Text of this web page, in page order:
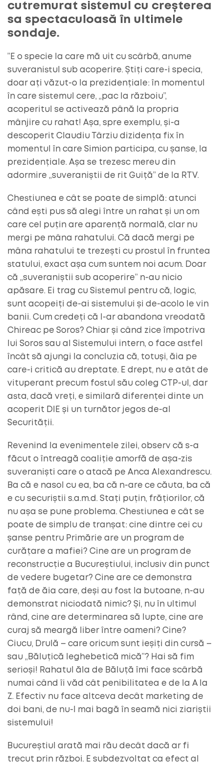
cutremurat sistemul cu creșterea
sa spectaculoasă în ultimele
sondaje.
”E o specie la care mă uit cu scârbă, anume
suveranistul sub acoperire. Știți care-i specia,
doar ați văzut-o la prezidențiale: în momentul
în care sistemul cere, „pac la războiu”,
acoperitul se activează până la propria
mânjire cu rahat! Așa, spre exemplu, și-a
descoperit Claudiu Târziu dizidența fix în
momentul în care Simion participa, cu șanse, la
prezidențiale. Așa se trezesc mereu din
adormire „suveraniștii de rit Guiță” de la RTV.
Chestiunea e cât se poate de simplă: atunci
când ești pus să alegi între un rahat și un om
care cel puțin are aparență normală, clar nu
mergi pe mâna rahatului. Că dacă mergi pe
mâna rahatului te trezești cu prostul în fruntea
statului, exact așa cum suntem noi acum. Doar
că „suveraniștii sub acoperire” n-au nicio
apăsare. Ei trag cu Sistemul pentru că, logic,
sunt acopeiți de-ai sistemului și de-acolo le vin
banii. Cum credeți că l-ar abandona vreodată
Chireac pe Soros? Chiar și când zice împotriva
lui Soros sau al Sistemului intern, o face astfel
încât să ajungi la concluzia că, totuși, ăia pe
care-i critică au dreptate. E drept, nu e atât de
vituperant precum fostul său coleg CTP-ul, dar
asta, dacă vreți, e similară diferenței dinte un
acoperit DIE și un turnător jegos de-al
Securității.
Revenind la evenimentele zilei, observ că s-a
făcut o întreagă coaliție amorfă de așa-zis
suveraniști care o atacă pe Anca Alexandrescu.
Ba că e nasol cu ea, ba că n-are ce căuta, ba că
e cu securiștii s.a.m.d. Stați puțin, frățiorilor, că
nu așa se pune problema. Chestiunea e cât se
poate de simplu de tranșat: cine dintre cei cu
șanse pentru Primărie are un program de
curățare a mafiei? Cine are un program de
reconstrucție a Bucureștiului, inclusiv din punct
de vedere bugetar? Cine are ce demonstra
față de ăia care, deși au fost la butoane, n-au
demonstrat niciodată nimic? Și, nu în ultimul
rând, cine are determinarea să lupte, cine are
curaj să meargă liber între oameni? Cine?
Ciucu, Drulă – care oricum sunt ieșiți din cursă –
sau „Băluțică leghebetică mică”? Hai să fim
serioși! Rahatul ăla de Băluță îmi face scârbă
numai când îi văd cât penibilitatea e de la A la
Z. Efectiv nu face altceva decât marketing de
doi bani, de nu-l mai bagă în seamă nici ziariștii
sistemului!
Bucureștiul arată mai rău decât dacă ar fi
trecut prin război. E subdezvoltat ca efect al